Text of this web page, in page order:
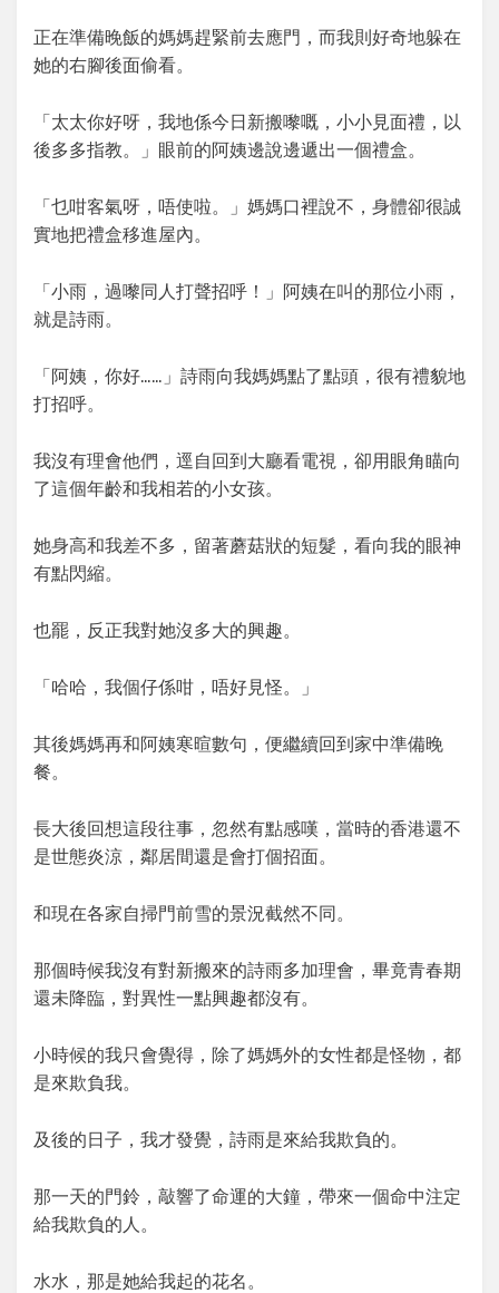
正在準備晚飯的媽媽趕緊前去應門，而我則好奇地躲在
她的右腳後面偷看。
「太太你好呀，我地係今日新搬嚟嘅，小小見面禮，以
後多多指教。」眼前的阿姨邊說邊遞出一個禮盒。
「乜咁客氣呀，唔使啦。」媽媽口裡說不，身體卻很誠
實地把禮盒移進屋內。
「小雨，過嚟同人打聲招呼！」阿姨在叫的那位小雨，
就是詩雨。
「阿姨，你好……」詩雨向我媽媽點了點頭，很有禮貌地
打招呼。
我沒有理會他們，逕自回到大廳看電視，卻用眼角瞄向
了這個年齡和我相若的小女孩。
她身高和我差不多，留著蘑菇狀的短髮，看向我的眼神
有點閃縮。
也罷，反正我對她沒多大的興趣。
「哈哈，我個仔係咁，唔好見怪。」
其後媽媽再和阿姨寒暄數句，便繼續回到家中準備晚
餐。
長大後回想這段往事，忽然有點感嘆，當時的香港還不
是世態炎涼，鄰居間還是會打個招面。
和現在各家自掃門前雪的景況截然不同。
那個時候我沒有對新搬來的詩雨多加理會，畢竟青春期
還未降臨，對異性一點興趣都沒有。
小時候的我只會覺得，除了媽媽外的女性都是怪物，都
是來欺負我。
及後的日子，我才發覺，詩雨是來給我欺負的。
那一天的門鈴，敲響了命運的大鐘，帶來一個命中注定
給我欺負的人。
水水，那是她給我起的花名。